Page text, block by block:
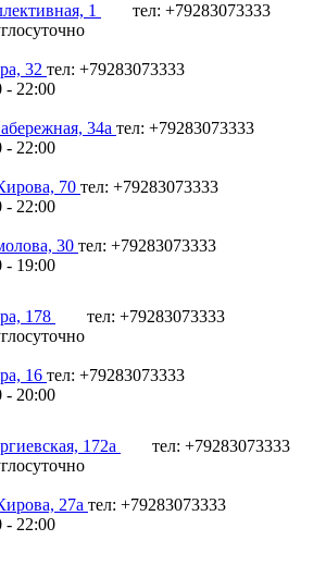
1
тел: +79283073333
32 тел: +79283073333
- 22:00
34а тел: +79283073333
- 22:00
70 тел: +79283073333
- 22:00
30 тел: +79283073333
- 19:00
178
тел: +79283073333
16 тел: +79283073333
- 20:00
172а
тел: +79283073333
27а тел: +79283073333
- 22:00